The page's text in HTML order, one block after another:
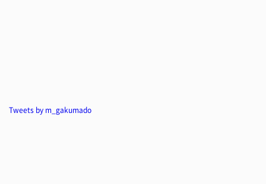
Tweets by m_gakumado